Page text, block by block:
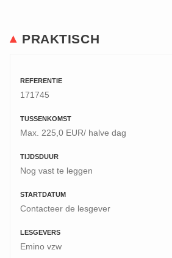
PRAKTISCH
REFERENTIE
171745
TUSSENKOMST
Max. 225,0 EUR/ halve dag
TIJDSDUUR
Nog vast te leggen
STARTDATUM
Contacteer de lesgever
LESGEVERS
Emino vzw